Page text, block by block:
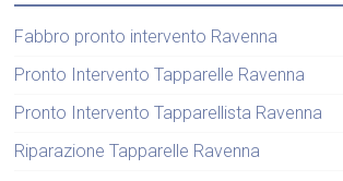
Fabbro pronto intervento Ravenna
Pronto Intervento Tapparelle Ravenna
Pronto Intervento Tapparellista Ravenna
Riparazione Tapparelle Ravenna